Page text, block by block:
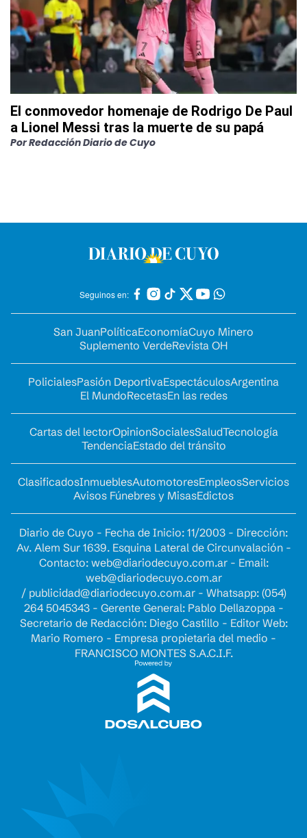
El conmovedor homenaje de Rodrigo De Paul
a Lionel Messi tras la muerte de su papá
PorRedacción Diario de Cuyo
Seguinos en:
San JuanPolíticaEconomíaCuyo Minero
Suplemento VerdeRevista OH
PolicialesPasión DeportivaEspectáculosArgentina
El MundoRecetasEn las redes
Cartas del lectorOpinionSocialesSaludTecnología
TendenciaEstado del tránsito
ClasificadosInmueblesAutomotoresEmpleosServicios
Avisos Fúnebres y MisasEdictos
Diario de Cuyo - Fecha de Inicio: 11/2003 - Dirección:
Av. Alem Sur 1639. Esquina Lateral de Circunvalación -
Contacto: web@diariodecuyo.com.ar- Email:
web@diariodecuyo.com.ar
/ publicidad@diariodecuyo.com.ar- Whatsapp: (054)
264 5045343 - Gerente General: Pablo Dellazoppa -
Secretario de Redacción: Diego Castillo - Editor Web:
Mario Romero - Empresa propietaria del medio -
FRANCISCO MONTES S.A.C.I.F.